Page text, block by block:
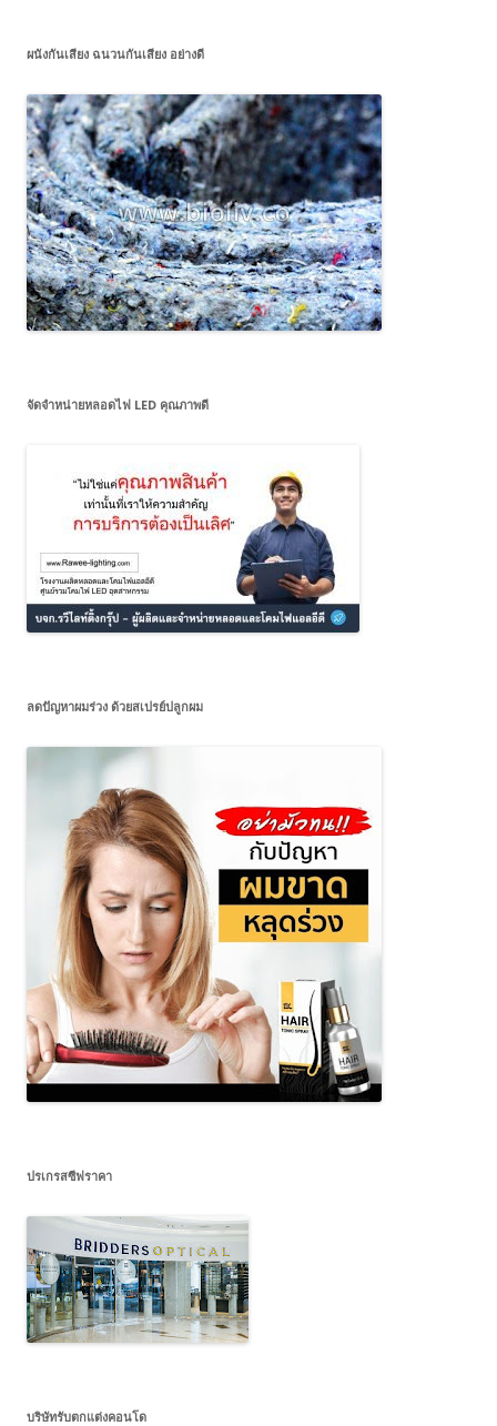
ผนังกันเสียง ฉนวนกันเสียง อย่างดี
จัดจำหน่ายหลอดไฟ LED คุณภาพดี
ลดปัญหาผมร่วง ด้วยสเปรย์ปลูกผม
ปรเกรสซีฟราคา
บริษัทรับตกแต่งคอนโด